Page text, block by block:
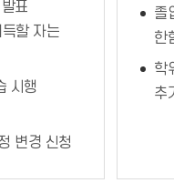
표
할 자는
시행
변경 신청
졸
한
학
추